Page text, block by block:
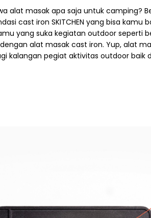
alat masak apa saja untuk camping?
cast iron SKITCHEN yang bisa kamu
yang suka kegiatan outdoor seperti
alat masak cast iron. Yup, alat
kalangan pegiat aktivitas outdoor baik